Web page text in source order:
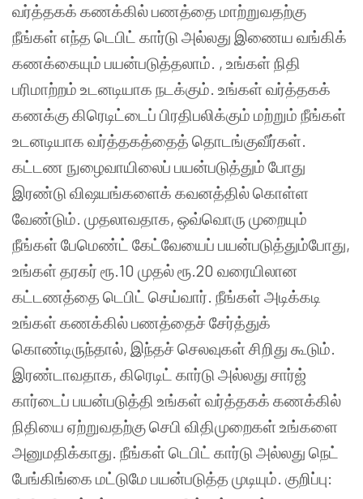
வர்த்தகக் கணக்கில் பணத்தை மாற்றுவதற்கு
நீங்கள் எந்த டெபிட் கார்டு அல்லது இணைய வங்கிக்
கணக்கையும் பயன்படுத்தலாம். , உங்கள் நிதி
பரிமாற்றம் உடனடியாக நடக்கும். உங்கள் வர்த்தகக்
கணக்கு கிரெடிட்டைப் பிரதிபலிக்கும் மற்றும் நீங்கள்
உடனடியாக வர்த்தகத்தைத் தொடங்குவீர்கள்.
கட்டண நுழைவாயிலைப் பயன்படுத்தும் போது
இரண்டு விஷயங்களைக் கவனத்தில் கொள்ள
வேண்டும். முதலாவதாக, ஒவ்வொரு முறையும்
நீங்கள் பேமெண்ட் கேட்வேயைப் பயன்படுத்தும்போது,
​​உங்கள் தரகர் ரூ.10 முதல் ரூ.20 வரையிலான
கட்டணத்தை டெபிட் செய்வார். நீங்கள் அடிக்கடி
உங்கள் கணக்கில் பணத்தைச் சேர்த்துக்
கொண்டிருந்தால், இந்தச் செலவுகள் சிறிது கூடும்.
இரண்டாவதாக, கிரெடிட் கார்டு அல்லது சார்ஜ்
கார்டைப் பயன்படுத்தி உங்கள் வர்த்தகக் கணக்கில்
நிதியை ஏற்றுவதற்கு செபி விதிமுறைகள் உங்களை
அனுமதிக்காது. நீங்கள் டெபிட் கார்டு அல்லது நெட்
பேங்கிங்கை மட்டுமே பயன்படுத்த முடியும். குறிப்பு: